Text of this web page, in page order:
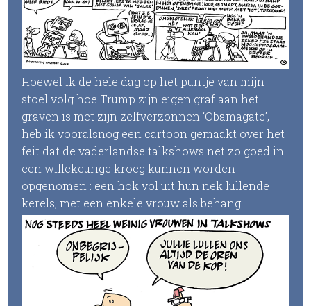
Hoewel ik de hele dag op het puntje van mijn
stoel volg hoe Trump zijn eigen graf aan het
graven is met zijn zelfverzonnen ‘Obamagate’,
heb ik vooralsnog een cartoon gemaakt over het
feit dat de vaderlandse talkshows net zo goed in
een willekeurige kroeg kunnen worden
opgenomen : een hok vol uit hun nek lullende
kerels, met een enkele vrouw als behang.